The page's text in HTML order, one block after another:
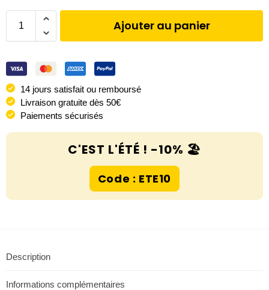
Ajouter au panier
14 jours satisfait ou remboursé
Livraison gratuite dès 50€
Paiements sécurisés
C'EST L'ÉTÉ ! -10% 🏖️
Code : ETE10
Description
Informations complémentaires